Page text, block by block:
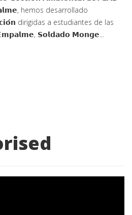
hemos desarrollado
dirigidas a estudiantes de las
𝗘𝗺𝗽𝗮𝗹𝗺𝗲, 𝗦𝗼𝗹𝗱𝗮𝗱𝗼 𝗠𝗼𝗻𝗴𝗲...